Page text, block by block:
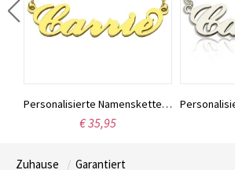
Personalisierte Namenskette „Carrie“, 18 Karat vergoldet
€ 35,95
Zuhause Garantiert